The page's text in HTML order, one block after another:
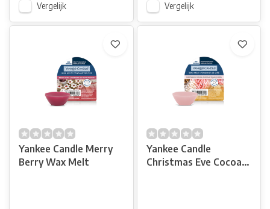
Vergelijk Vergelijk
Yankee Candle Merry
Berry Wax Melt
Yankee Candle
Christmas Eve Cocoa